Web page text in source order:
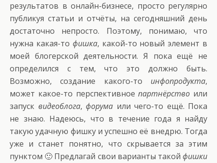
результатов в онлайн-бизнесе, просто регулярно
публикуя статьи и отчёты, на сегодняшний день
достаточно непросто. Поэтому, понимаю, что
нужна какая-то фишка, какой-то новый элемент в
моей блогерской деятельности. Я пока ещё не
определился с тем, что это должно быть.
Возможно, создание какого-то инфопродукта,
может какое-то перспективноепартнёрство или
запуск видеоблога, форума или чего-то ещё. Пока
не знаю. Надеюсь, что в течение года я найду
такую удачную фишку и успешно её внедрю. Тогда
уже и станет понятно, что скрывается за этим
пунктом 🙂 Предлагай свои варианты такой фишки